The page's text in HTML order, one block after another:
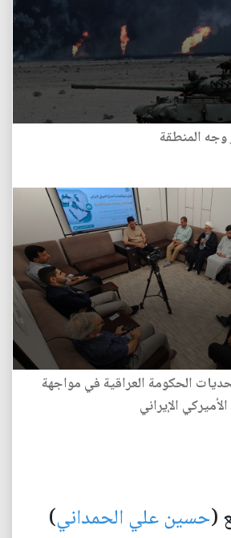
الحكومة العراقية في مواجهة
الإيراني
(حسين علي الحمداني)